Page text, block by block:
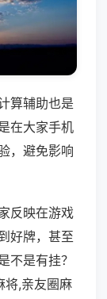
算辅助也是
在大家手机
，避免影响
反映在游戏
好牌，甚至
不是有挂？
将,亲友圈麻